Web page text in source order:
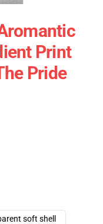
Print
Pride
soft shell